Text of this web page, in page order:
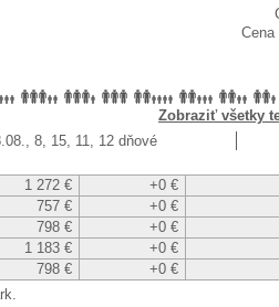
Zobraziť všetky
8, 15, 11, 12 dňové
1 272 € +0 €
757 € +0 €
798 € +0 €
1 183 € +0 €
798 € +0 €